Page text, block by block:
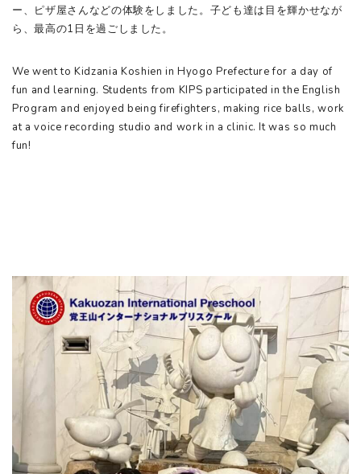
ー、ピザ屋さんなどの体験をしました。子ども達は目を輝かせなが
ら、最高の1日を過ごしました。
We went to Kidzania Koshien in Hyogo Prefecture for a day of
fun and learning. Students from KIPS participated in the English
Program and enjoyed being firefighters, making rice balls, work
at a voice recording studio and work in a clinic. It was so much
fun!